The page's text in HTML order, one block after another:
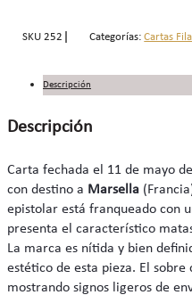
SKU252 Categorías: Cartas
Descripción
Descripción
Carta fechada el 11 de mayo de
con destino a Marsella
epistolar está franqueado con
presenta el característico
La marca es nítida y bien
estético de esta pieza. El
mostrando signos ligeros de